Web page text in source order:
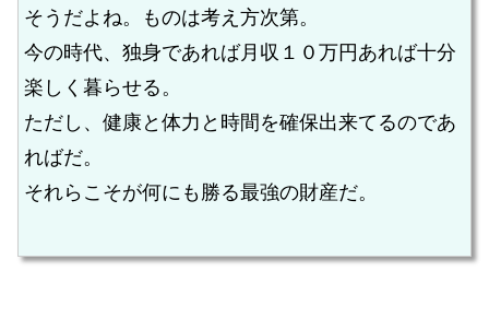
そうだよね。ものは考え方次第。
今の時代、独身であれば月収１０万円あれば十分
楽しく暮らせる。
ただし、健康と体力と時間を確保出来てるのであ
ればだ。
それらこそが何にも勝る最強の財産だ。